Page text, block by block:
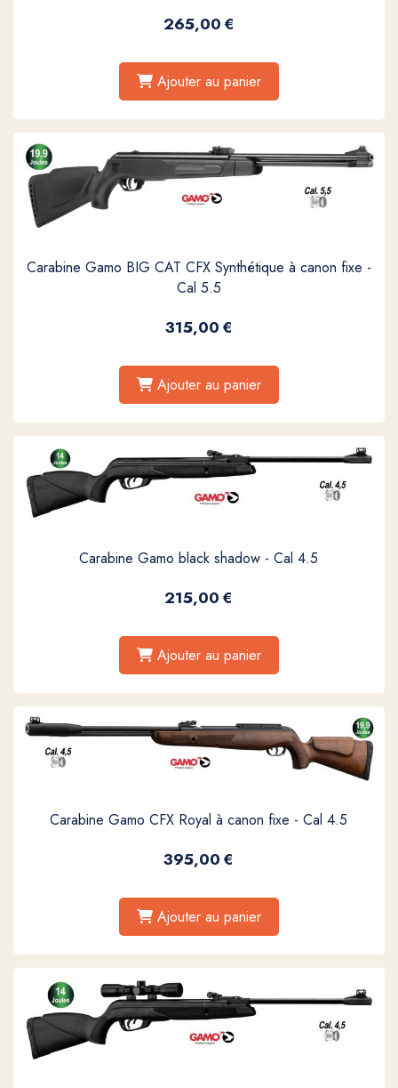
265,00€
Ajouter au panier
Carabine Gamo BIG CAT CFX Synthétique à canon fixe -
Cal 5.5
315,00€
Ajouter au panier
Carabine Gamo black shadow - Cal 4.5
215,00€
Ajouter au panier
Carabine Gamo CFX Royal à canon fixe - Cal 4.5
395,00€
Ajouter au panier